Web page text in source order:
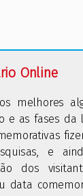
Online
melhores
e as fases da
e
dos
data